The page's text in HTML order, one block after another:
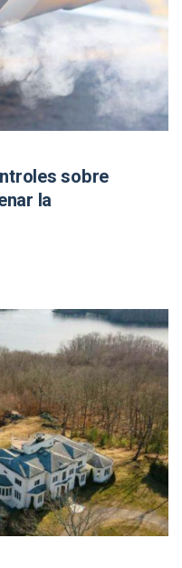
sobre
la